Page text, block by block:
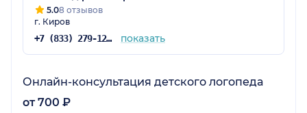
5.08 отзывов
г. Киров
+7 (833) 279-12-71 показать
Онлайн-консультация детского логопеда
от 700 ₽